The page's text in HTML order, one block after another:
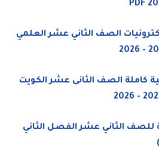
الصف الثاني عشر العلمي
كاملة الصف الثانى عشر الكويت
للصف الثاني عشر الفصل الثاني